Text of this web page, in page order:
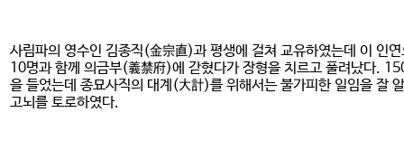
사림파의 영수인 김종직(金宗直)과 평생에 걸쳐 교유하였는데 이
10명과 함께 의금부(義禁府)에 갇혔다가 장형을 치르고 풀려났다.
을 들었는데 종묘사직의 대계(大計)를 위해서는 불가피한 일임을 잘
고뇌를 토로하였다.